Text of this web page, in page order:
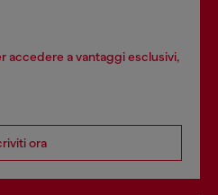
accedere a vantaggi esclusivi,
ora